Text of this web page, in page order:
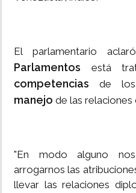
El parlamentario
Parlamentos está
competencias de
manejo de las relaciones
"En modo alguno
arrogarnos las
llevar las relaciones